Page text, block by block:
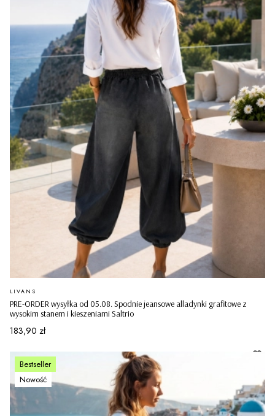
PRE-ORDER wysyłka od 05.08. Spodnie jeansowe alladynki grafitowe z
wysokim stanem i kieszeniami Saltrio
PRODUCENT
LIVANS
Cena
183,90 zł
Bestseller
Nowość